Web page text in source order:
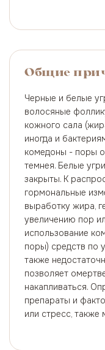
Общие
Черные и белые
волосяные
кожного сала
иногда и
комедоны - поры
темнея. Белые
закрыты. К
гормональные
выработку жира,
увеличению пор
использование
поры) средств по
также
позволяет
накапливаться.
препараты и
или стресс, также